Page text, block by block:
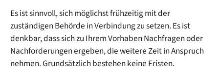
Es ist sinnvoll, sich möglichst frühzeitig mit der
zuständigen Behörde in Verbindung zu setzen. Es ist
denkbar, dass sich zu Ihrem Vorhaben Nachfragen oder
Nachforderungen ergeben, die weitere Zeit in Anspruch
nehmen. Grundsätzlich bestehen keine Fristen.